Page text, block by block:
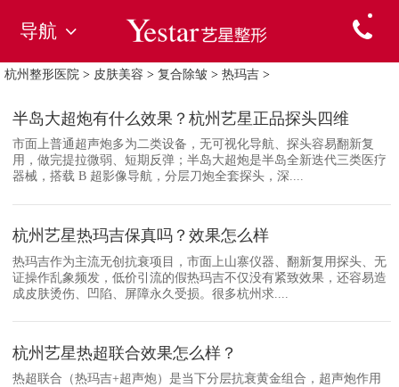
导航
杭州整形医院 > 皮肤美容 > 复合除皱 > 热玛吉 >
半岛大超炮有什么效果？杭州艺星正品探头四维
市面上普通超声炮多为二类设备，无可视化导航、探头容易翻新复
用，做完提拉微弱、短期反弹；半岛大超炮是半岛全新迭代三类医疗
器械，搭载 B 超影像导航，分层刀炮全套探头，深....
杭州艺星热玛吉保真吗？效果怎么样
热玛吉作为主流无创抗衰项目，市面上山寨仪器、翻新复用探头、无
证操作乱象频发，低价引流的假热玛吉不仅没有紧致效果，还容易造
成皮肤烫伤、凹陷、屏障永久受损。很多杭州求....
杭州艺星热超联合效果怎么样？
热超联合（热玛吉+超声炮）是当下分层抗衰黄金组合，超声炮作用